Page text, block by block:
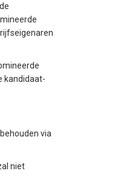
kandidaat-
via
niet